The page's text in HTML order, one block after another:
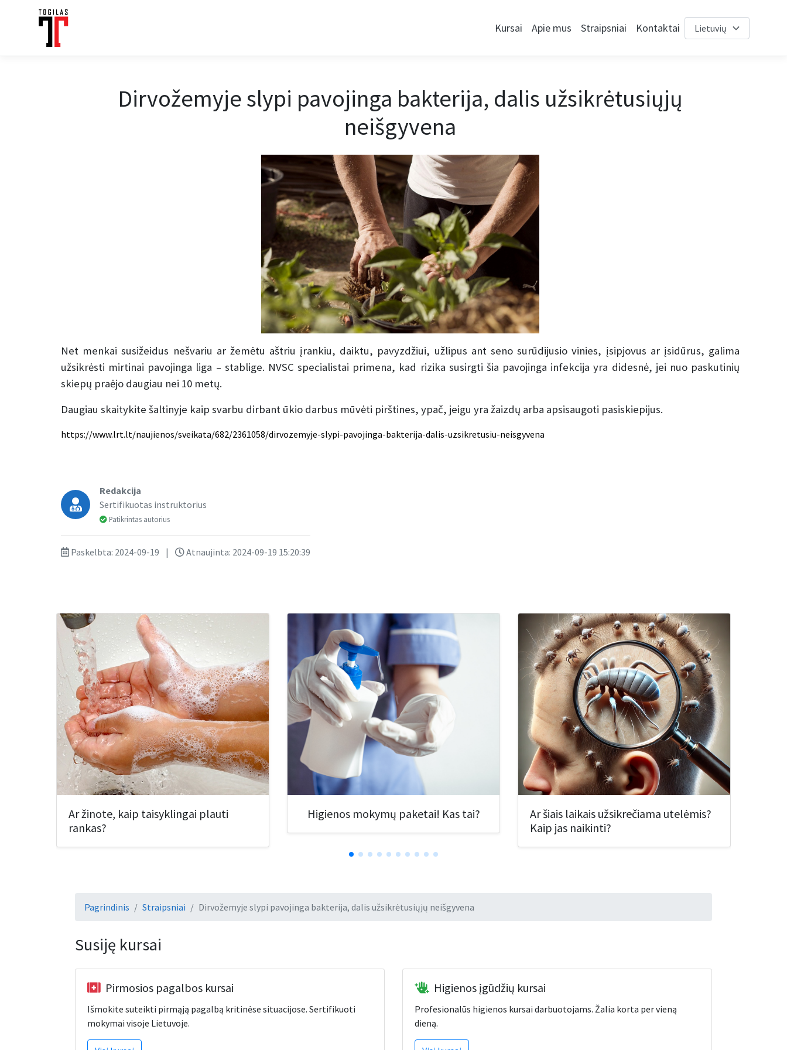
Kursai Apie mus Straipsniai Kontaktai
Dirvožemyje slypi pavojinga bakterija, dalis užsikrėtusiųjų
neišgyvena
Net menkai susižeidus nešvariu ar žemėtu aštriu įrankiu, daiktu, pavyzdžiui, užlipus ant seno surūdijusio vinies, įsipjovus ar įsidūrus, galima
užsikrėsti mirtinai pavojinga liga – stablige. NVSC specialistai primena, kad rizika susirgti šia pavojinga infekcija yra didesnė, jei nuo paskutinių
skiepų praėjo daugiau nei 10 metų.
Daugiau skaitykite šaltinyje kaip svarbu dirbant ūkio darbus mūvėti pirštines, ypač, jeigu yra žaizdų arba apsisaugoti pasiskiepijus.
https://www.lrt.lt/naujienos/sveikata/682/2361058/dirvozemyje-slypi-pavojinga-bakterija-dalis-uzsikretusiu-neisgyvena
Redakcija
Sertifikuotas instruktorius
Patikrintas autorius
Paskelbta: 2024-09-19 | Atnaujinta: 2024-09-19 15:20:39
Ar žinote, kaip taisyklingai plauti
rankas?
Higienos mokymų paketai! Kas tai?
Ar šiais laikais užsikrečiama utelėmis?
Kaip jas naikinti?
Pagrindinis Straipsniai Dirvožemyje slypi pavojinga bakterija, dalis užsikrėtusiųjų neišgyvena
Susiję kursai
Pirmosios pagalbos kursai
Išmokite suteikti pirmąją pagalbą kritinėse situacijose. Sertifikuoti
mokymai visoje Lietuvoje.
Higienos įgūdžių kursai
Profesionalūs higienos kursai darbuotojams. Žalia korta per vieną
dieną.